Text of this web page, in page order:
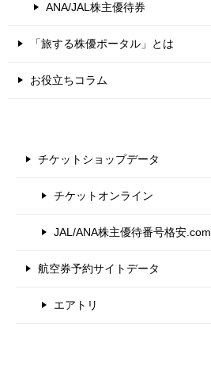
ANA/JAL株主優待券
「旅する株優ポータル」とは
お役立ちコラム
チケットショップデータ
チケットオンライン
JAL/ANA株主優待番号格安.com
航空券予約サイトデータ
エアトリ